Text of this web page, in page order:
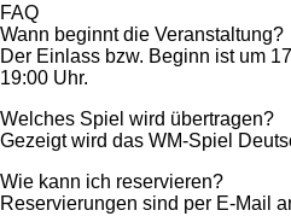
FAQ
Wann beginnt die Veranstaltung?
Der Einlass bzw. Beginn ist um
19:00 Uhr.
Welches Spiel wird übertragen?
Gezeigt wird das WM-Spiel
Wie kann ich reservieren?
Reservierungen sind per E-Mail